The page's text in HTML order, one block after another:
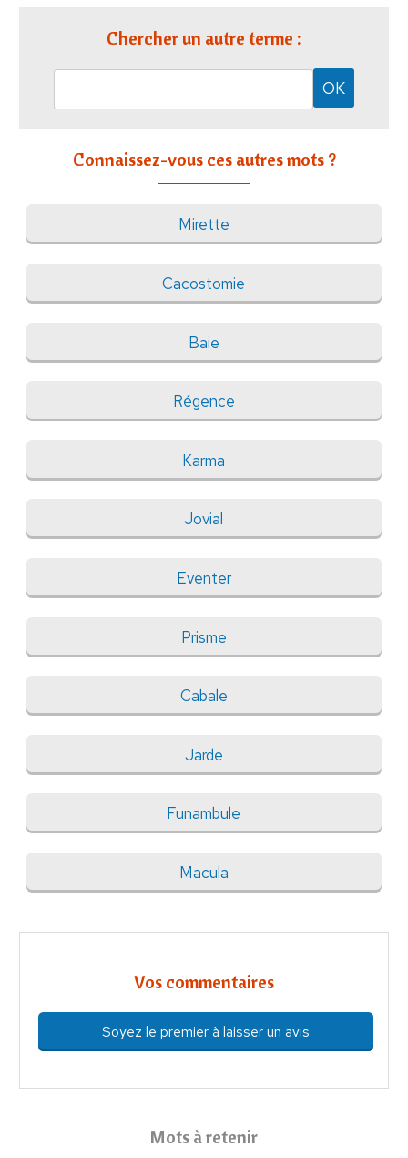
Chercher un autre terme :
Connaissez-vous ces autres mots ?
Mirette
Cacostomie
Baie
Régence
Karma
Jovial
Eventer
Prisme
Cabale
Jarde
Funambule
Macula
Vos commentaires
Soyez le premier à laisser un avis
Mots à retenir